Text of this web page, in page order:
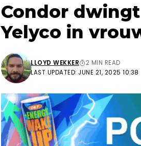
Condor
Yelyco in
LAST UPDATED: JUNE 21, 2025 10:38
LLOYD WEKKER 2 MIN READ